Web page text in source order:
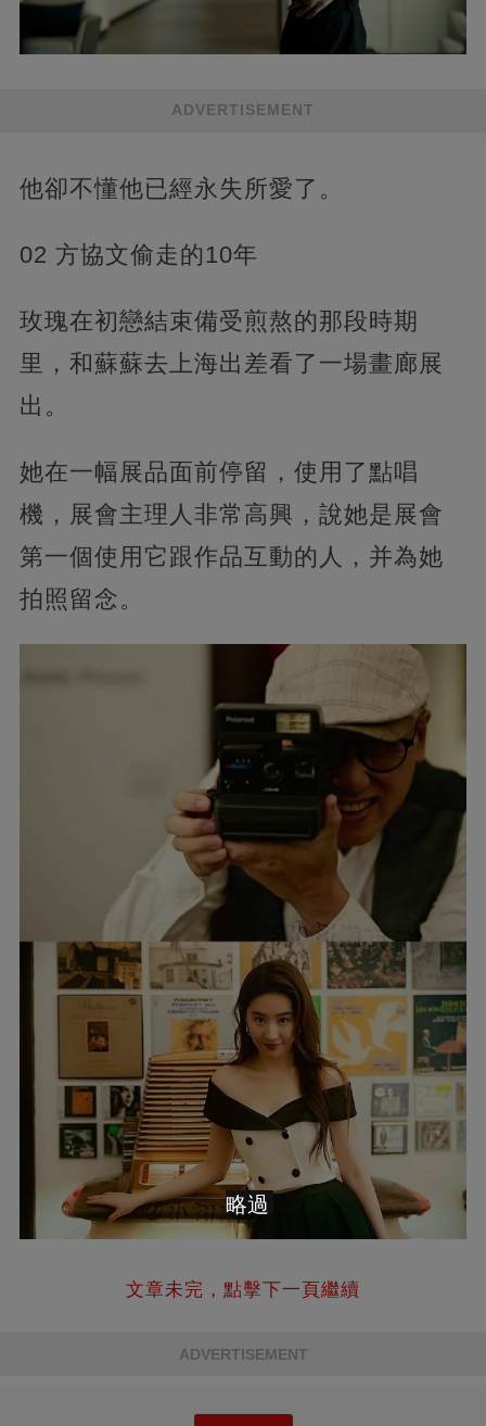
ADVERTISEMENT
他卻不懂他已經永失所愛了。
02 方協文偷走的10年
玫瑰在初戀結束備受煎熬的那段時期
里，和蘇蘇去上海出差看了一場畫廊展
出。
她在一幅展品面前停留，使用了點唱
機，展會主理人非常高興，說她是展會
第一個使用它跟作品互動的人，并為她
拍照留念。
文章未完，點擊下一頁繼續
ADVERTISEMENT
略過